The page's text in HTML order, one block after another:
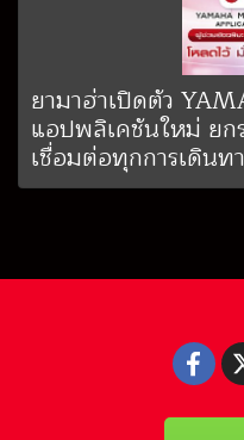
ยามาฮ่าเปิดตัว
แอปพลิเคชันใหม่ ย
เชื่อมต่อทุกการเดินท